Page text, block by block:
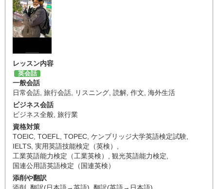
レッスン内容
英会話
一般会話
日常会話 旅行会話 リスニング 読解 作文 海外生活
ビジネス会話
ビジネス全般 旅行業
資格対策
TOEIC TOEFL TOPEC ケンブリッジ大学英語検定試験
IELTS 実用英語技能検定（英検）
工業英語能力検定（工業英検）
観光英語能力検定
国連公用語英語検定（国連英検）
添削や翻訳
添削
翻訳(日本語→英語) 翻訳(英語→日本語)